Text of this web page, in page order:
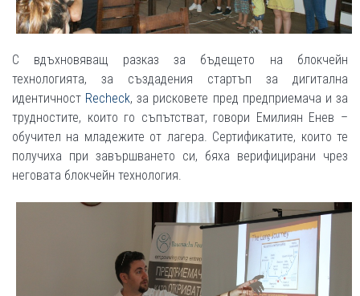
С вдъхновяващ разказ за бъдещето на блокчейн
технологията, за създадения стартъп за дигитална
идентичност Recheck, за рисковете пред предприемача и за
трудностите, които го съпътстват, говори Емилиян Енев –
обучител на младежите от лагера. Сертификатите, които те
получиха при завършването си, бяха верифицирани чрез
неговата блокчейн технология.